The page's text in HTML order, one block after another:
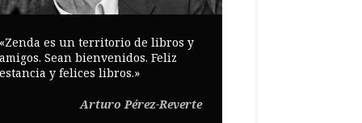
es un territorio de libros y
Sean bienvenidos. Feliz
y felices libros.»
Arturo Pérez-Reverte